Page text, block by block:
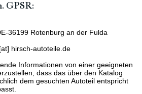
GPSR:
36199 Rotenburg an der Fulda
hirsch-autoteile.de
Informationen von einer geeigneten
dass das über den Katalog
dem gesuchten Autoteil entspricht